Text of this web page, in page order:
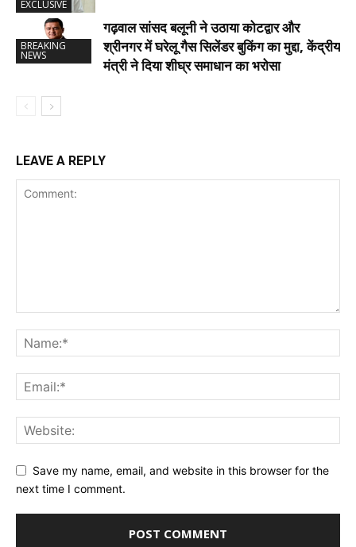
EXCLUSIVE
BREAKING
NEWS
गढ़वाल सांसद बलूनी ने उठाया कोटद्वार और
श्रीनगर में घरेलू गैस सिलेंडर बुकिंग का मुद्दा, केंद्रीय
मंत्री ने दिया शीघ्र समाधान का भरोसा
LEAVE A REPLY
Save my name, email, and website in this browser for the
next time I comment.